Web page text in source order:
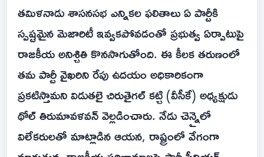
తమిళనాడు శాసనసభ ఎన్నికల ఫలితాలు ఏ పార్టీకి
స్పష్టమైన మెజారిటీ ఇవ్వకపోవడంతో ప్రభుత్వ ఏర్పాటుపై
రాజకీయ అనిశ్చితి కొనసాగుతోంది. ఈ కీలక తరుణంలో
తమ పార్టీ వైఖరిని రేపు ఉదయం అధికారికంగా
ప్రకటిస్తామని విడుతలై చిరుతైగల్ కట్చి (వీసీకే) అధ్యక్షుడు
థోల్ తిరుమావళవన్ వెల్లడించారు. నేడు చెన్నైలో
విలేకరులతో మాట్లాడిన ఆయన, రాష్ట్రంలో వేగంగా